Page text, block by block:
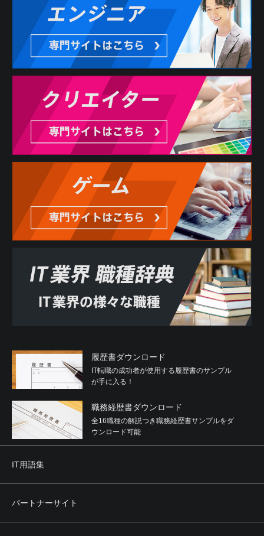
履歴書ダウンロード
IT転職の成功者が使用する履歴書のサンプル
が手に入る！
職務経歴書ダウンロード
全16職種の解説つき職務経歴書サンプルをダ
ウンロード可能
IT用語集
パートナーサイト